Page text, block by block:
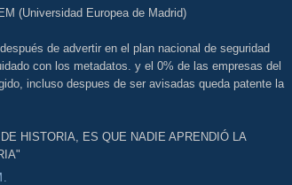
(Universidad Europea de Madrid)
de advertir en el plan nacional de seguridad
con los metadatos. y el 0% de las empresas del
incluso despues de ser avisadas queda patente la
HISTORIA, ES QUE NADIE APRENDIÓ LA